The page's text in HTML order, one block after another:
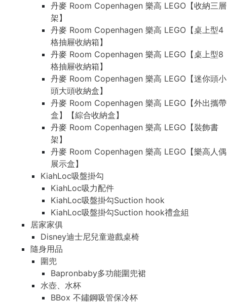
丹麥 Room Copenhagen 樂高 LEGO【收納三層
架】
丹麥 Room Copenhagen 樂高 LEGO【桌上型4
格抽屜收納箱】
丹麥 Room Copenhagen 樂高 LEGO【桌上型8
格抽屜收納箱】
丹麥 Room Copenhagen 樂高 LEGO【迷你頭小
頭大頭收納盒】
丹麥 Room Copenhagen 樂高 LEGO【外出攜帶
盒】【綜合收納盒】
丹麥 Room Copenhagen 樂高 LEGO【裝飾書
架】
丹麥 Room Copenhagen 樂高 LEGO【樂高人偶
展示盒】
KiahLoc吸盤掛勾
KiahLoc吸力配件
KiahLoc吸盤掛勾Suction hook
KiahLoc吸盤掛勾Suction hook禮盒組
居家家俱
Disney迪士尼兒童遊戲桌椅
隨身用品
圍兜
Bapronbaby多功能圍兜裙
水壺、水杯
BBox 不鏽鋼吸管保冷杯